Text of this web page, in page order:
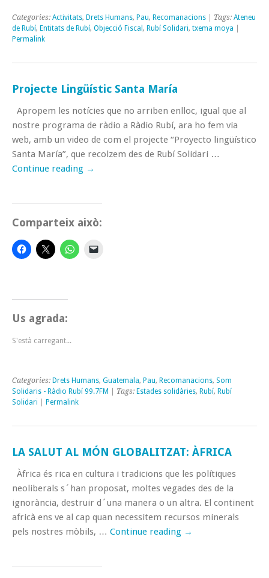
Categories: Activitats, Drets Humans, Pau, Recomanacions | Tags: Ateneu
de Rubí, Entitats de Rubí, Objecció Fiscal , Rubí Solidari, txema moya
Permalink
Projecte Lingüístic Santa María
Apropem les notícies que no arriben enlloc, igual que al
nostre programa de ràdio a Ràdio Rubí, ara ho fem via
web, amb un video de com el projecte “Proyecto lingüístico
Santa María”, que recolzem des de Rubí Solidari …
Continue reading →
Comparteix això:
Us agrada:
S'està carregant...
Categories: Drets Humans, Guatemala, Pau, Recomanacions, Som
Solidaris - Ràdio Rubí 99.7FM
| Tags: Estades solidàries, Rubí, Rubí
Solidari
Permalink
LA SALUT AL MÓN GLOBALITZAT: ÀFRICA
Àfrica és rica en cultura i tradicions que les polítiques
neoliberals s´han proposat, moltes vegades des de la
ignorància, destruir d´una manera o un altra. El continent
africà ens ve al cap quan necessitem recursos minerals
pels nostres mòbils, … Continue reading →